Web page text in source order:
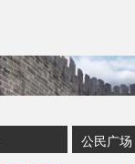
公民广场